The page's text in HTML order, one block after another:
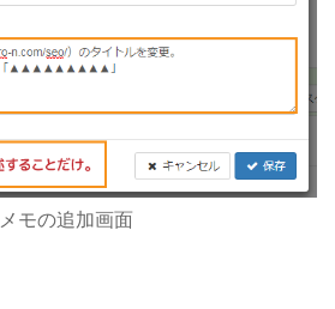
メモの追加画面